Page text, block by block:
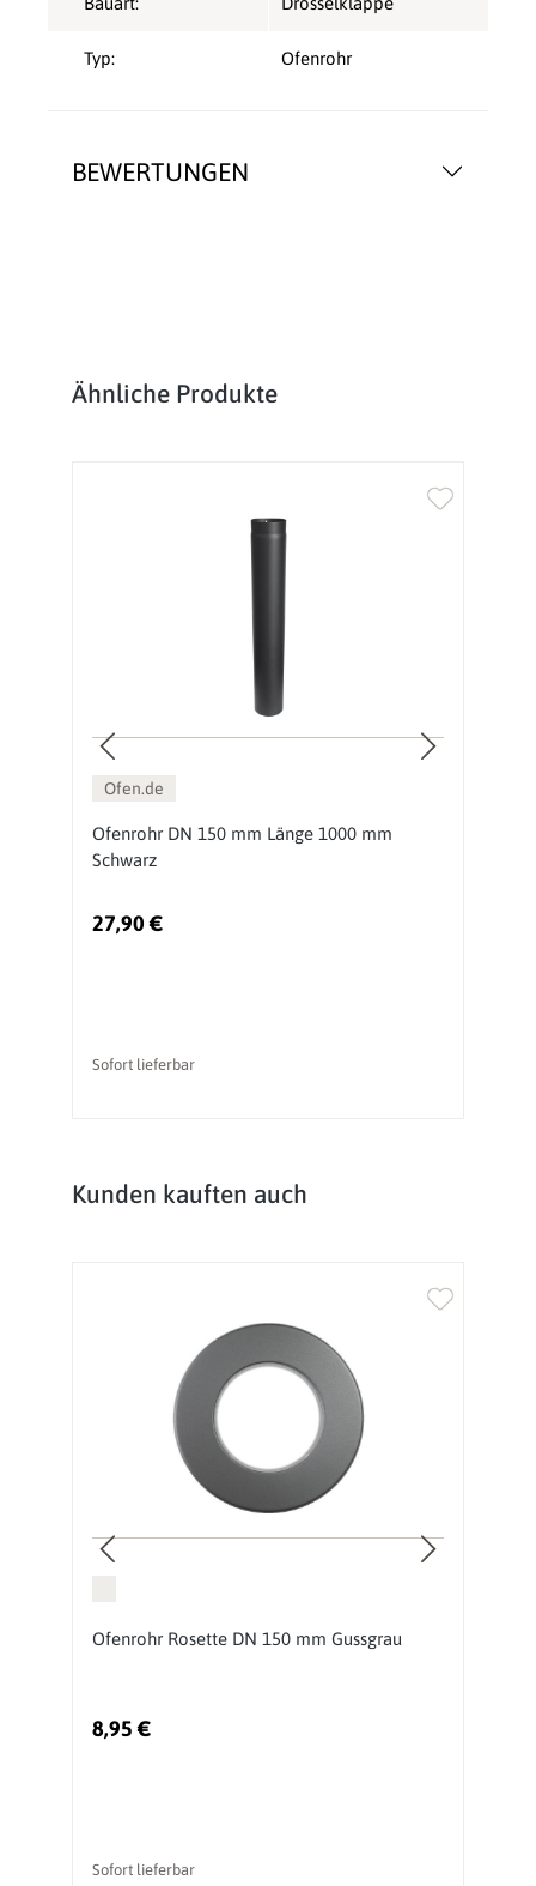
BEWERTUNGEN
Typ: Ofenrohr
Produktgalerie überspringen
Ähnliche Produkte
Ofen.de
Ofenrohr DN 150 mm Länge 1000 mm
Schwarz
27,90 €
Sofort lieferbar
Produktgalerie überspringen
Kunden kauften auch
Ofenrohr Rosette DN 150 mm Gussgrau
8,95 €
Sofort lieferbar